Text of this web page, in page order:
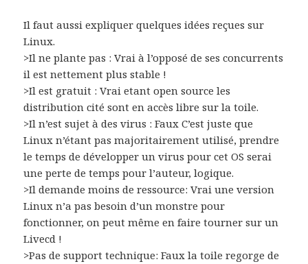
Il faut aussi expliquer quelques idées reçues sur
Linux.
>Il ne plante pas : Vrai à l’opposé de ses concurrents
il est nettement plus stable !
>Il est gratuit : Vrai etant open source les
distribution cité sont en accès libre sur la toile.
>Il n’est sujet à des virus : Faux C’est juste que
Linux n’étant pas majoritairement utilisé, prendre
le temps de développer un virus pour cet OS serai
une perte de temps pour l’auteur, logique.
>Il demande moins de ressource: Vrai une version
Linux n’a pas besoin d’un monstre pour
fonctionner, on peut même en faire tourner sur un
Livecd !
>Pas de support technique: Faux la toile regorge de